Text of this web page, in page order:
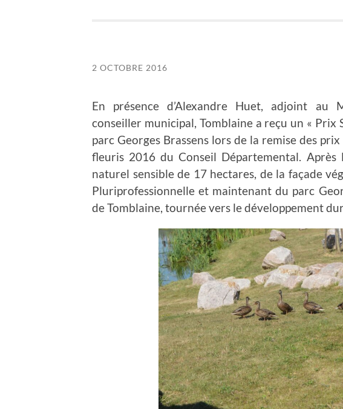
2 OCTOBRE 2016
En présence d’Alexandre Huet, adjoint au
conseiller municipal, Tomblaine a reçu un « Prix
parc Georges Brassens lors de la remise des
fleuris 2016 du Conseil Départemental. Après
naturel sensible de 17 hectares, de la façade
Pluriprofessionnelle et maintenant du parc
de Tomblaine, tournée vers le développement